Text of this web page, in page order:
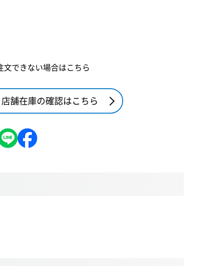
できない場合はこちら
店舗在庫の確認はこちら